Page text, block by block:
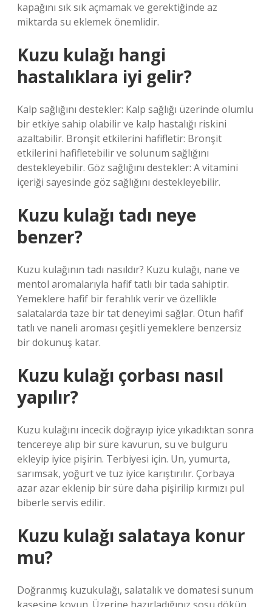
kapağını sık sık açmamak ve gerektiğinde az
miktarda su eklemek önemlidir.
Kuzu kulağı hangi
hastalıklara iyi gelir?
Kalp sağlığını destekler: Kalp sağlığı üzerinde olumlu
bir etkiye sahip olabilir ve kalp hastalığı riskini
azaltabilir. Bronşit etkilerini hafifletir: Bronşit
etkilerini hafifletebilir ve solunum sağlığını
destekleyebilir. Göz sağlığını destekler: A vitamini
içeriği sayesinde göz sağlığını destekleyebilir.
Kuzu kulağı tadı neye
benzer?
Kuzu kulağının tadı nasıldır? Kuzu kulağı, nane ve
mentol aromalarıyla hafif tatlı bir tada sahiptir.
Yemeklere hafif bir ferahlık verir ve özellikle
salatalarda taze bir tat deneyimi sağlar. Otun hafif
tatlı ve naneli aroması çeşitli yemeklere benzersiz
bir dokunuş katar.
Kuzu kulağı çorbası nasıl
yapılır?
Kuzu kulağını incecik doğrayıp iyice yıkadıktan sonra
tencereye alıp bir süre kavurun, su ve bulguru
ekleyip iyice pişirin. Terbiyesi için. Un, yumurta,
sarımsak, yoğurt ve tuz iyice karıştırılır. Çorbaya
azar azar eklenip bir süre daha pişirilip kırmızı pul
biberle servis edilir.
Kuzu kulağı salataya konur
mu?
Doğranmış kuzukulağı, salatalık ve domatesi sunum